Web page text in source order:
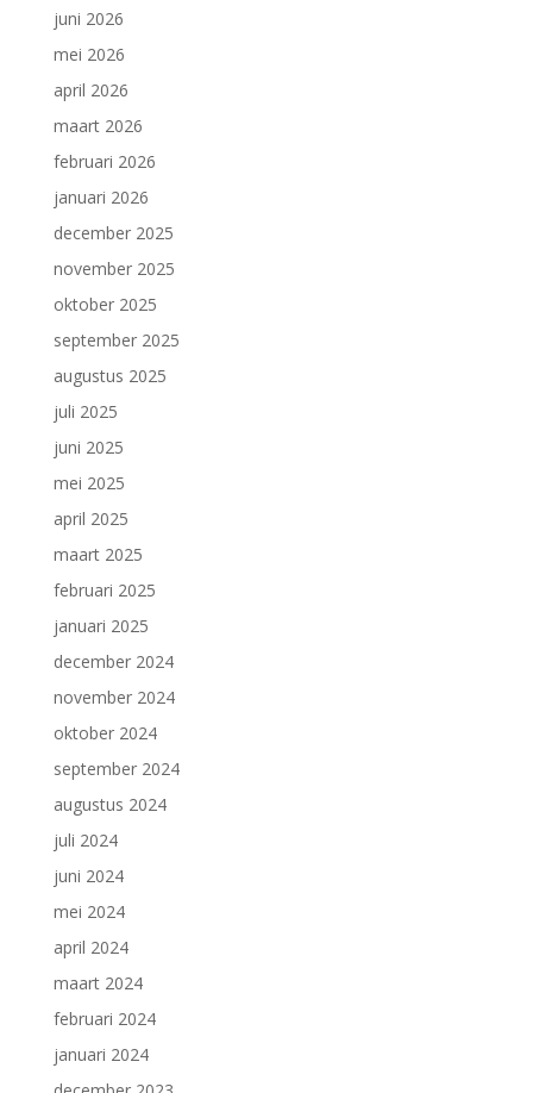
juni 2026
mei 2026
april 2026
maart 2026
februari 2026
januari 2026
december 2025
november 2025
oktober 2025
september 2025
augustus 2025
juli 2025
juni 2025
mei 2025
april 2025
maart 2025
februari 2025
januari 2025
december 2024
november 2024
oktober 2024
september 2024
augustus 2024
juli 2024
juni 2024
mei 2024
april 2024
maart 2024
februari 2024
januari 2024